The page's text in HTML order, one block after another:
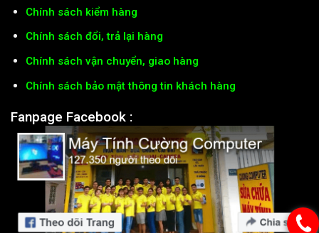
Chính sách kiểm hàng
Chính sách đổi, trả lại hàng
Chính sách vận chuyển, giao hàng
Chính sách bảo mật thông tin khách hàng
Fanpage Facebook :